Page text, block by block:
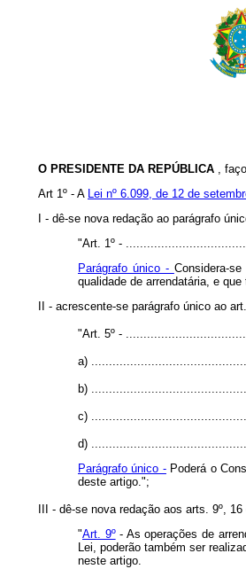
O PRESIDENTE DA REPÚBLICA ,
Art 1º - A Lei nº 6.099, de 12 de
I - dê-se nova redação ao parágrafo
"Art. 1º -
Parágrafo único - Considera-
qualidade de arrendatária, e
II - acrescente-se parágrafo único ao
"Art. 5º -
a)
b)
c)
d)
Parágrafo único -Poderá o
deste artigo.";
III - dê-se nova redação aos arts. 9º,
"Art. 9º- As operações de
Lei, poderão também ser
neste artigo.